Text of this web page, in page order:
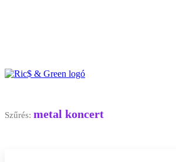
Szűrés: metal koncert